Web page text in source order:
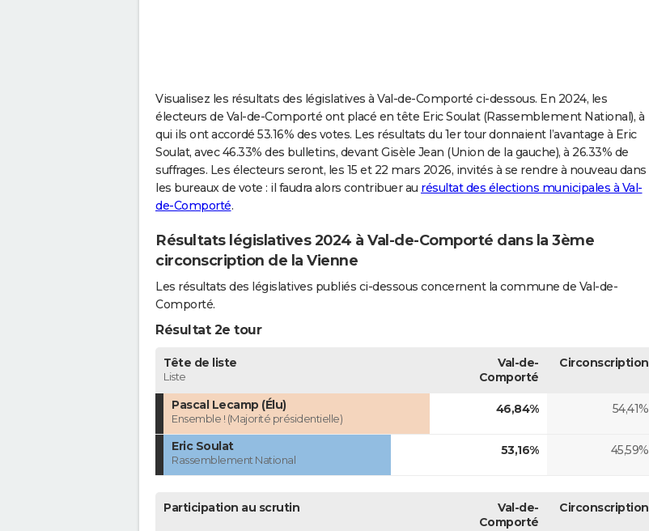
Visualisez les résultats des législatives à Val-de-Comporté ci-dessous. En 2024, les
électeurs de Val-de-Comporté ont placé en tête Eric Soulat (Rassemblement National), à
qui ils ont accordé 53.16% des votes. Les résultats du 1er tour donnaient l’avantage à Eric
Soulat, avec 46.33% des bulletins, devant Gisèle Jean (Union de la gauche), à 26.33% de
suffrages. Les électeurs seront, les 15 et 22 mars 2026, invités à se rendre à nouveau dans
les bureaux de vote : il faudra alors contribuer au résultat des élections municipales à Val-
de-Comporté.
Résultats législatives 2024 à Val-de-Comporté dans la 3ème
circonscription de la Vienne
Les résultats des législatives publiés ci-dessous concernent la commune de Val-de-
Comporté.
Résultat 2e tour
Tête de liste
Liste
Val-de-
Comporté
Circonscription
Pascal Lecamp (Élu)
Ensemble ! (Majorité présidentielle)
46,84% 54,41%
Eric Soulat
Rassemblement National
53,16% 45,59%
Participation au scrutin
Val-de-
Comporté
Circonscription